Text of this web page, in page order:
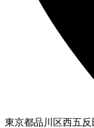
東京都品川区西五